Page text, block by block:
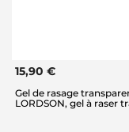
15,90 €
Gel de rasage
LORDSON, gel à raser